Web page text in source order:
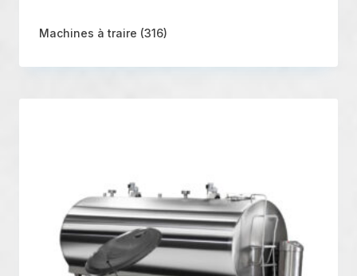
Machines à traire (316)